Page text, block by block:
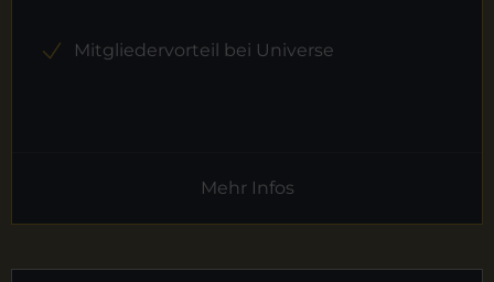
Mitgliedervorteil bei Universe
Mehr Infos